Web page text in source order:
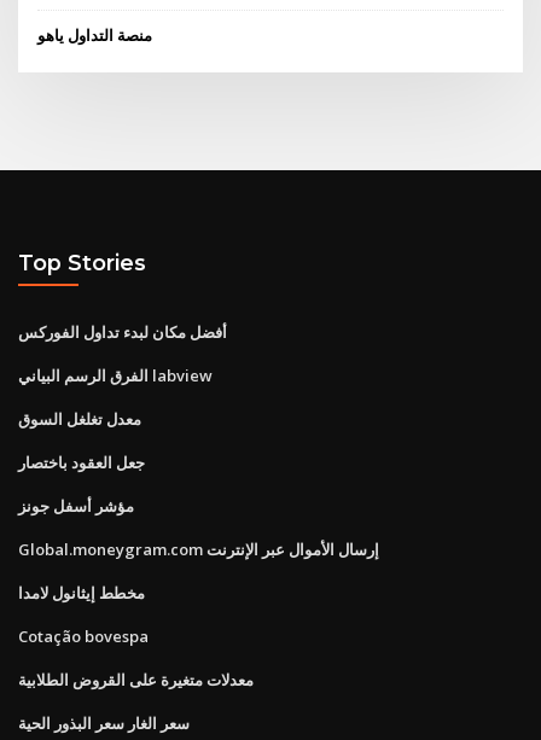
منصة التداول ياهو
Top Stories
أفضل مكان لبدء تداول الفوركس
الفرق الرسم البياني labview
معدل تغلغل السوق
جعل العقود باختصار
مؤشر أسفل جونز
Global.moneygram.com إرسال الأموال عبر الإنترنت
مخطط إيثانول لامدا
Cotação bovespa
معدلات متغيرة على القروض الطلابية
سعر الغار سعر البذور الحية